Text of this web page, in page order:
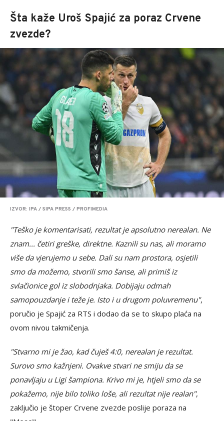
Šta kaže Uroš Spajić za poraz Crvene
zvezde?
IZVOR: IPA / SIPA PRESS / PROFIMEDIA
"Teško je komentarisati, rezultat je apsolutno nerealan. Ne
znam... četiri greške, direktne. Kaznili su nas, ali moramo
više da vjerujemo u sebe. Dali su nam prostora, osjetili
smo da možemo, stvorili smo šanse, ali primiš iz
svlačionice gol iz slobodnjaka. Dobijaju odmah
samopouzdanje i teže je. Isto i u drugom poluvremenu",
poručio je Spajić za RTS i dodao da se to skupo plaća na
ovom nivou takmičenja.
"Stvarno mi je žao, kad čuješ 4:0, nerealan je rezultat.
Surovo smo kažnjeni. Ovakve stvari ne smiju da se
ponavljaju u Ligi šampiona. Krivo mi je, htjeli smo da se
pokažemo, nije bilo toliko loše, ali rezultat nije realan",
zaključio je štoper Crvene zvezde poslije poraza na